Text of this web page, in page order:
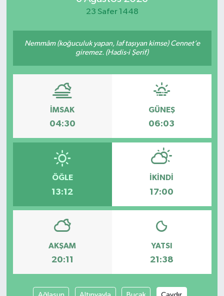
23 Safer 1448
Nemmâm (koğuculuk yapan, laf taşıyan kimse) Cennet’e
giremez. (Hadis-i Şerif)
İMSAK
04:30
GÜNEŞ
06:03
ÖĞLE
13:12
İKINDI
17:00
AKŞAM
20:11
YATSI
21:38